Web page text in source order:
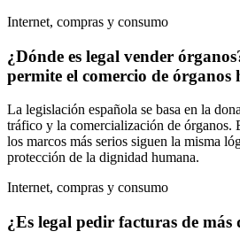
Internet, compras y consumo
¿Dónde es legal vender
permite el comercio de órganos
La legislación española se basa en la
tráfico y la comercialización de órganos.
los marcos más serios siguen la misma
protección de la dignidad humana.
Internet, compras y consumo
¿Es legal pedir facturas de más